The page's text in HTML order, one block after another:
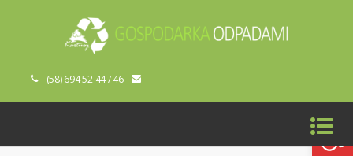
Open toolbar
(58) 694 52 44 / 46